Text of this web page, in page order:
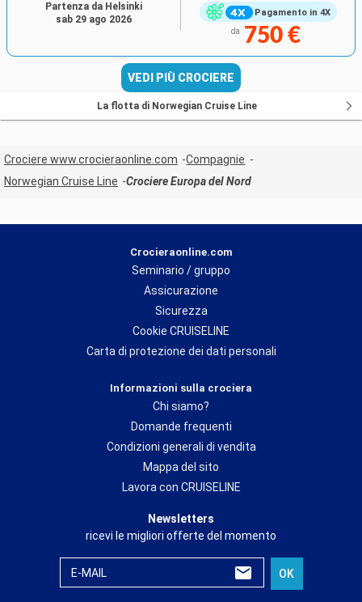
Pagamento in 4X
da 750 €
Partenza da Helsinki
sab 29 ago 2026
VEDI PIÙ CROCIERE
La flotta di Norwegian Cruise Line
Crociere www.crocieraonline.com
Compagnie
Norwegian Cruise Line
Crociere Europa del Nord
Crocieraonline.com
Seminario / gruppo
Assicurazione
Sicurezza
Cookie CRUISELINE
Carta di protezione dei dati personali
Informazioni sulla crociera
Chi siamo?
Domande frequenti
Condizioni generali di vendita
Mappa del sito
Lavora con CRUISELINE
Newsletters
ricevi le migliori offerte del momento
E-MAIL OK